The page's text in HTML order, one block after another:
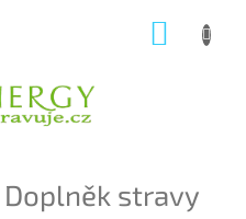
Doplněk stravy